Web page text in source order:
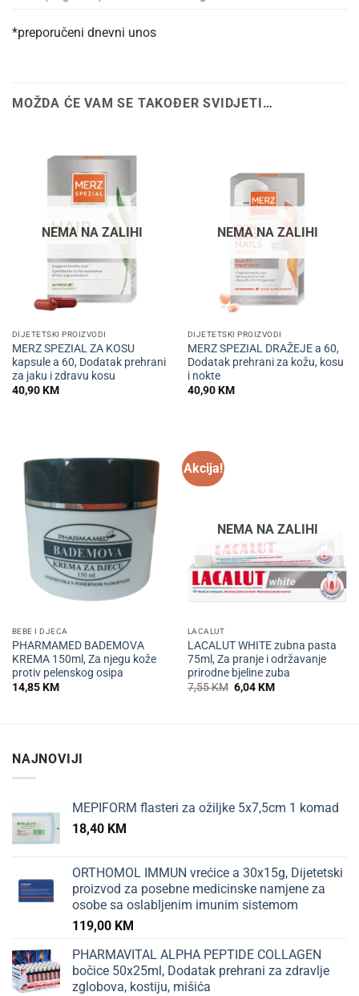
*preporučeni dnevni unos
MOŽDA ĆE VAM SE TAKOĐER SVIDJETI…
NEMA NA ZALIHI
DIJETETSKI PROIZVODI
MERZ SPEZIAL ZA KOSU
kapsule a 60, Dodatak prehrani
za jaku i zdravu kosu
40,90KM
NEMA NA ZALIHI
DIJETETSKI PROIZVODI
MERZ SPEZIAL DRAŽEJE a 60,
Dodatak prehrani za kožu, kosu
i nokte
40,90KM
BEBE I DJECA
PHARMAMED BADEMOVA
KREMA 150ml, Za njegu kože
protiv pelenskog osipa
14,85KM
Akcija!
NEMA NA ZALIHI
LACALUT
LACALUT WHITE zubna pasta
75ml, Za pranje i održavanje
prirodne bjeline zuba
7,55KM Izvorna
cijena
6,04KMTrenutna
NAJNOVIJI
MEPIFORM flasteri za ožiljke 5x7,5cm 1 komad
18,40 KM
ORTHOMOL IMMUN vrećice a 30x15g, Dijetetski
proizvod za posebne medicinske namjene za
osobe sa oslabljenim imunim sistemom
119,00 KM
PHARMAVITAL ALPHA PEPTIDE COLLAGEN
bočice 50x25ml, Dodatak prehrani za zdravlje
zglobova, kostiju, mišića